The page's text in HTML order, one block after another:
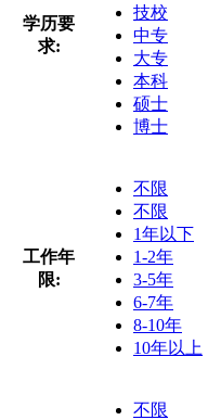
学历要
求:
技校
中专
大专
本科
硕士
博士
工作年
限:
不限
不限
1年以下
1-2年
3-5年
6-7年
8-10年
10年以上
不限